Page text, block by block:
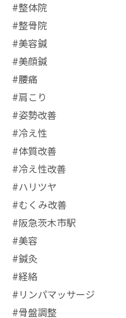
#整体院
#整骨院
#美容鍼
#美顔鍼
#腰痛
#肩こり
#姿勢改善
#冷え性
#体質改善
#冷え性改善
#ハリツヤ
#むくみ改善
#阪急茨木市駅
⁡#美容
#鍼灸
#経絡
#リンパマッサージ
#骨盤調整